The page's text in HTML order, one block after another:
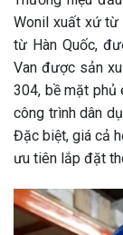
Wonil xuất xứ từ
từ Hàn Quốc,
Van được sản
304, bề mặt phủ
công trình dân
Đặc biệt, giá cả
ưu tiên lắp đặt